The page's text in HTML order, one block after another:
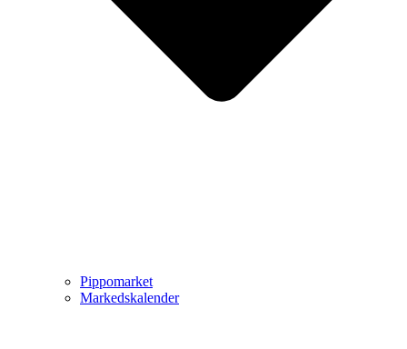
Pippomarket
Markedskalender